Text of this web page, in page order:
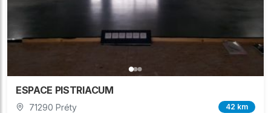
ESPACE PISTRIACUM
71290 Préty 42 km